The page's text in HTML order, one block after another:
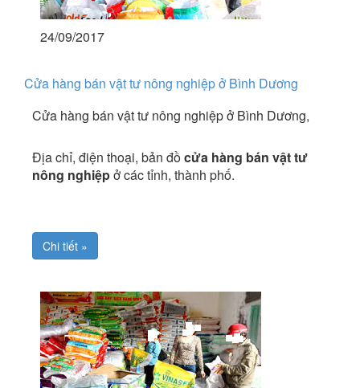
24/09/2017
Cửa hàng bán vật tư nông nghiệp ở Bình Dương
Cửa hàng bán vật tư nông nghiệp ở Bình Dương,
Địa chỉ, điện thoại, bản đồcửa hàng bán vật tư
nông nghiệpở các tỉnh, thành phố.
Chi tiết »